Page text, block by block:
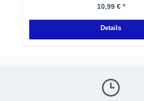
Regulärer Preis:
10,99 € *
Details